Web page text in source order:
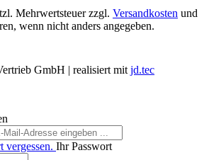
Mehrwertsteuer zzgl. Versandkosten und
wenn nicht anders angegeben.
GmbH | realisiert mit jd.tec
vergessen. Ihr Passwort